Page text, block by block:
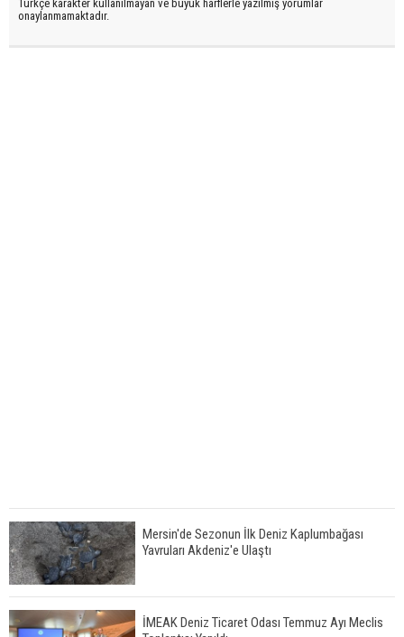
Türkçe karakter kullanılmayan ve büyük harflerle yazılmış yorumlar
onaylanmamaktadır.
Mersin'de Sezonun İlk Deniz Kaplumbağası
Yavruları Akdeniz'e Ulaştı
İMEAK Deniz Ticaret Odası Temmuz Ayı Meclis